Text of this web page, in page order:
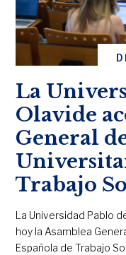
La
Olavide
General
Trabajo
La Universidad Pablo
hoy la Asamblea
Española de Trabajo